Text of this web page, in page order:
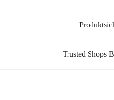
Trusted Shops